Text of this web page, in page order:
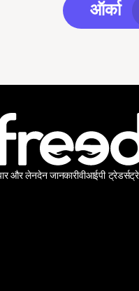
ऑर्का
और लेनदेन जानकारीवीआईपी ट्रेडर्स